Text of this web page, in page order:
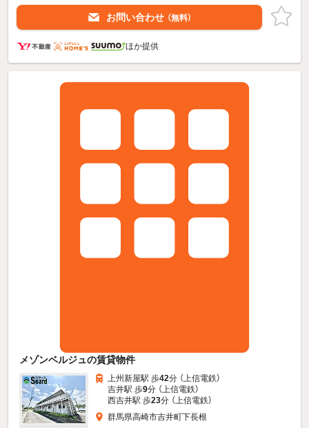
お問い合わせ （無料）
ほか提供
メゾンベルジュの賃貸物件
上州新屋駅 歩42分 （上信電鉄）
吉井駅 歩9分 （上信電鉄）
西吉井駅 歩23分 （上信電鉄）
群馬県高崎市吉井町下長根